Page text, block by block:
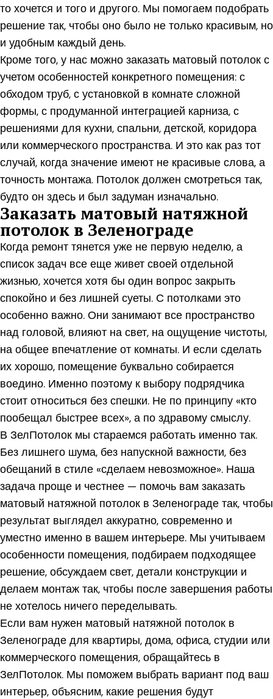
то хочется и того и другого. Мы помогаем подобрать
решение так, чтобы оно было не только красивым, но
и удобным каждый день.
Кроме того, у нас можно заказать матовый потолок с
учетом особенностей конкретного помещения: с
обходом труб, с установкой в комнате сложной
формы, с продуманной интеграцией карниза, с
решениями для кухни, спальни, детской, коридора
или коммерческого пространства. И это как раз тот
случай, когда значение имеют не красивые слова, а
точность монтажа. Потолок должен смотреться так,
будто он здесь и был задуман изначально.
Заказать матовый натяжной
потолок в Зеленограде
Когда ремонт тянется уже не первую неделю, а
список задач все еще живет своей отдельной
жизнью, хочется хотя бы один вопрос закрыть
спокойно и без лишней суеты. С потолками это
особенно важно. Они занимают все пространство
над головой, влияют на свет, на ощущение чистоты,
на общее впечатление от комнаты. И если сделать
их хорошо, помещение буквально собирается
воедино. Именно поэтому к выбору подрядчика
стоит относиться без спешки. Не по принципу «кто
пообещал быстрее всех», а по здравому смыслу.
В ЗелПотолок мы стараемся работать именно так.
Без лишнего шума, без напускной важности, без
обещаний в стиле «сделаем невозможное». Наша
задача проще и честнее — помочь вам заказать
матовый натяжной потолок в Зеленограде так, чтобы
результат выглядел аккуратно, современно и
уместно именно в вашем интерьере. Мы учитываем
особенности помещения, подбираем подходящее
решение, обсуждаем свет, детали конструкции и
делаем монтаж так, чтобы после завершения работы
не хотелось ничего переделывать.
Если вам нужен матовый натяжной потолок в
Зеленограде для квартиры, дома, офиса, студии или
коммерческого помещения, обращайтесь в
ЗелПотолок. Мы поможем выбрать вариант под ваш
интерьер, объясним, какие решения будут